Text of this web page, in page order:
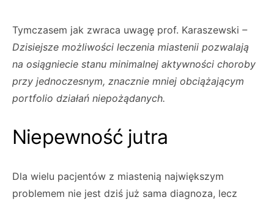
Tymczasem jak zwraca uwagę prof. Karaszewski –
Dzisiejsze możliwości leczenia miastenii pozwalają
na osiągniecie stanu minimalnej aktywności choroby
przy jednoczesnym, znacznie mniej obciążającym
portfolio działań niepożądanych.
Niepewność jutra
Dla wielu pacjentów z miastenią największym
problemem nie jest dziś już sama diagnoza, lecz